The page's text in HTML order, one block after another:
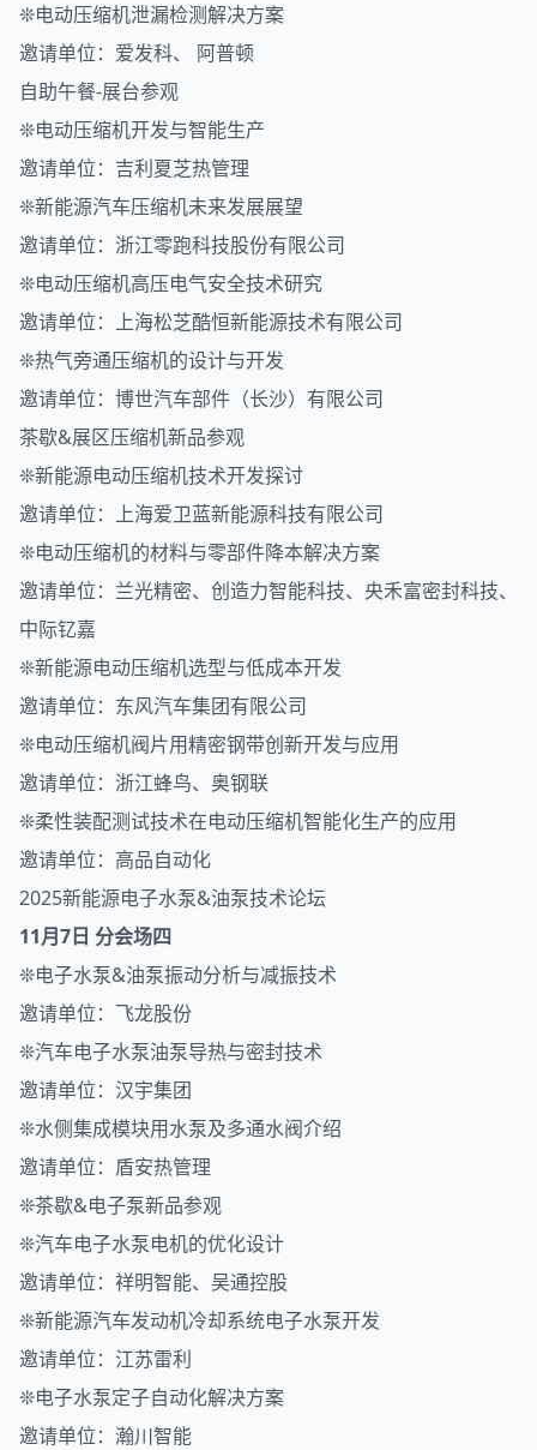
❊电动压缩机泄漏检测解决方案
邀请单位：爱发科、 阿普顿
自助午餐-展台参观
❊电动压缩机开发与智能生产
邀请单位：吉利夏芝热管理
❊新能源汽车压缩机未来发展展望
邀请单位：浙江零跑科技股份有限公司
❊电动压缩机高压电气安全技术研究
邀请单位：上海松芝酷恒新能源技术有限公司
❊热气旁通压缩机的设计与开发
邀请单位：博世汽车部件（长沙）有限公司
茶歇&展区压缩机新品参观
❊新能源电动压缩机技术开发探讨
邀请单位：上海爱卫蓝新能源科技有限公司
❊电动压缩机的材料与零部件降本解决方案
邀请单位：兰光精密、创造力智能科技、央禾富密封科技、
中际钇嘉
❊新能源电动压缩机选型与低成本开发
邀请单位：东风汽车集团有限公司
❊电动压缩机阀片用精密钢带创新开发与应用
邀请单位：浙江蜂鸟、奥钢联
❊柔性装配测试技术在电动压缩机智能化生产的应用
邀请单位：高品自动化
2025新能源电子水泵&油泵技术论坛
11月7日 分会场四
❊电子水泵&油泵振动分析与减振技术
邀请单位：飞龙股份
❊汽车电子水泵油泵导热与密封技术
邀请单位：汉宇集团
❊水侧集成模块用水泵及多通水阀介绍
邀请单位：盾安热管理
❊茶歇&电子泵新品参观
❊汽车电子水泵电机的优化设计
邀请单位：祥明智能、吴通控股
❊新能源汽车发动机冷却系统电子水泵开发
邀请单位：江苏雷利
❊电子水泵定子自动化解决方案
邀请单位：瀚川智能